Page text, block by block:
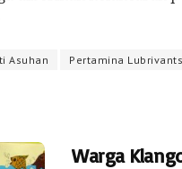
Asuhan Pertamina Lubrivants
Warga